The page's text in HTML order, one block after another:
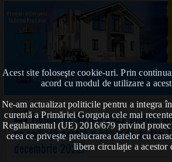
Acest site foloseşte cookie-uri. Prin
acord cu modul de utilizare a
Ne-am actualizat politicile pentru a integra
curentă a Primăriei Gorgota cele mai
Regulamentul (UE) 2016/679 privind
ceea ce privește prelucrarea datelor cu
libera circulație a acestor
Prima pagină
Hotărârea 36 din 2022 privind
de şedinţă pentru o perioada de trei
decembrie 2022)